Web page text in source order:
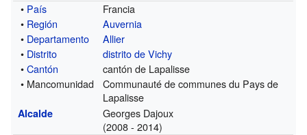
• País
Francia
• Región
Auvernia
• Departamento
Allier
• Distrito
distrito de Vichy
•Cantón
cantón de Lapalisse
• Mancomunidad
Communauté de communes du Pays de
Lapalisse
Alcalde
Georges Dajoux
(2008 - 2014)